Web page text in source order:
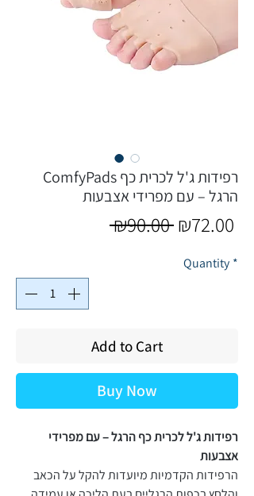
ComfyPads רפידות ג'ל לכרית כף
הרגל – עם מפרידי אצבעות
₪90.00 Regular
₪72.00
Quantity *
Add to Cart
Buy Now
רפידות ג'ל לכרית כף הרגל – עם מפרידי
אצבעות
הרפידות הקדמיות מיועדות להקל על הכאב